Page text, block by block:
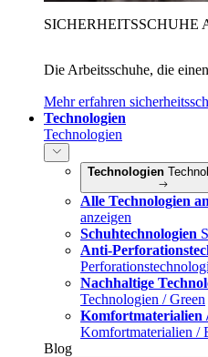
SICHERHEITSSCHUHE
Die Arbeitsschuhe, die
Mehr erfahren
Technologien
Technologien
Technologien
Alle Technologien
anzeigen
Schuhtechnologien
Anti-
Nachhaltige
Technologien / Green
Komfortmaterialien
Komfortmaterialien /
Blog